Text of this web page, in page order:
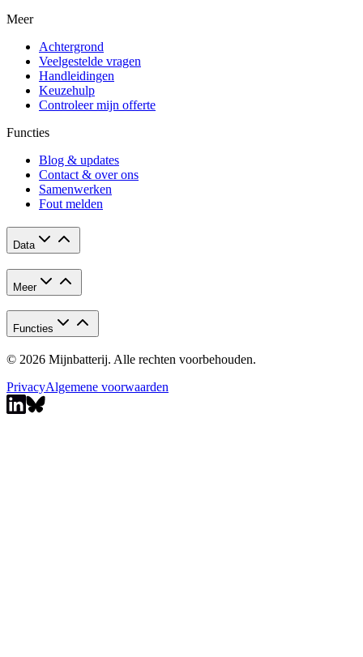
Meer
Achtergrond
Veelgestelde vragen
Handleidingen
Keuzehulp
Controleer mijn offerte
Functies
Blog & updates
Contact & over ons
Samenwerken
Fout melden
Data
Meer
Functies
© 2026 Mijnbatterij. Alle rechten voorbehouden.
PrivacyAlgemene voorwaarden